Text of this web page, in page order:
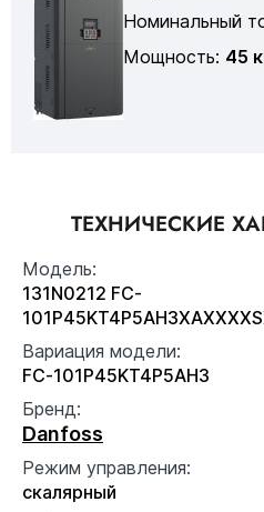
Номинальный
Мощность: 45
ТЕХНИЧЕСКИЕ
Модель:
131N0212 FC-
Вариация модели:
FC-101P45KT4P5AH3
Бренд:
Danfoss
Режим управления:
скалярный